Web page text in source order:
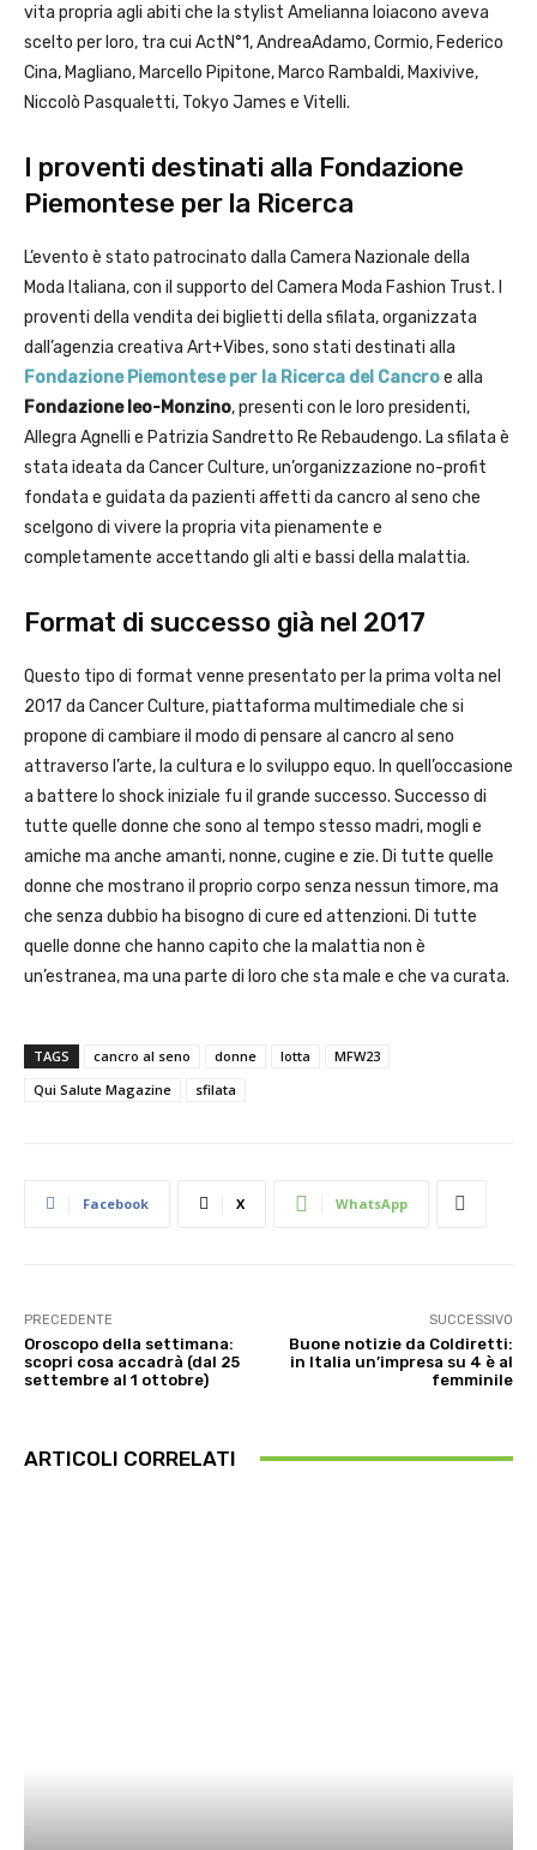
vita propria agli abiti che la stylist Amelianna loiacono aveva
scelto per loro, tra cui ActN°1, AndreaAdamo, Cormio, Federico
Cina, Magliano, Marcello Pipitone, Marco Rambaldi, Maxivive,
Niccolò Pasqualetti, Tokyo James e Vitelli.
I proventi destinati alla Fondazione
Piemontese per la Ricerca
L’evento è stato patrocinato dalla Camera Nazionale della
Moda Italiana, con il supporto del Camera Moda Fashion Trust. I
proventi della vendita dei biglietti della sfilata, organizzata
dall’agenzia creativa Art+Vibes, sono stati destinati alla
Fondazione Piemontese per la Ricerca del Cancroe alla
Fondazione Ieo-Monzino, presenti con le loro presidenti,
Allegra Agnelli e Patrizia Sandretto Re Rebaudengo. La sfilata è
stata ideata da Cancer Culture, un’organizzazione no-profit
fondata e guidata da pazienti affetti da cancro al seno che
scelgono di vivere la propria vita pienamente e
completamente accettando gli alti e bassi della malattia.
Format di successo già nel 2017
Questo tipo di format venne presentato per la prima volta nel
2017 da Cancer Culture, piattaforma multimediale che si
propone di cambiare il modo di pensare al cancro al seno
attraverso l’arte, la cultura e lo sviluppo equo. In quell’occasione
a battere lo shock iniziale fu il grande successo. Successo di
tutte quelle donne che sono al tempo stesso madri, mogli e
amiche ma anche amanti, nonne, cugine e zie. Di tutte quelle
donne che mostrano il proprio corpo senza nessun timore, ma
che senza dubbio ha bisogno di cure ed attenzioni. Di tutte
quelle donne che hanno capito che la malattia non è
un’estranea, ma una parte di loro che sta male e che va curata.
TAGS cancro al seno donne lotta
MFW23
Qui Salute Magazine
sfilata
Facebook X WhatsApp
PRECEDENTE
Oroscopo della settimana:
scopri cosa accadrà (dal 25
settembre al 1 ottobre)
SUCCESSIVO
Buone notizie da Coldiretti:
in Italia un’impresa su 4 è al
femminile
ARTICOLI CORRELATI